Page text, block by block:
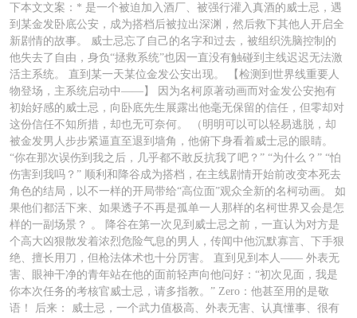
下本文文案：* 是一个被迫加入酒厂、被强行灌入真酒的威士忌，遇
到某金发卧底公安，成为搭档后被拉出深渊，然后救下其他人开启全
新剧情的故事。 威士忌忘了自己的名字和过去，被组织洗脑控制的
他失去了自由，身负“拯救系统”也因一直没有触碰到主线迟迟无法激
活主系统。 直到某一天某位金发公安出现。 【检测到世界线重要人
物登场，主系统启动中——】 因为名柯原著动画而对金发公安抱有
初始好感的威士忌，向卧底先生展露出他毫无保留的信任，但零却对
这份信任不知所措，却也无可奈何。 （明明可以可以轻易逃脱，却
被金发男人步步紧逼直至退到墙角，他俯下身看着威士忌的眼睛。
“你在那次误伤到我之后，几乎都不敢反抗我了吧？” “为什么？” “怕
伤害到我吗？” 顺利和降谷成为搭档，在主线剧情开始前改变本死去
角色的结局，以不一样的开局带给“高位面”观众全新的名柯动画。 如
果他们都活下来、如果透子不再是孤单一人那样的名柯世界又会是怎
样的一副场景？ 。 降谷在第一次见到威士忌之前，一直认为对方是
个高大凶狠散发着浓烈危险气息的男人，传闻中他沉默寡言、下手狠
绝、擅长用刀，但枪法体术也十分厉害。 直到见到本人—— 外表无
害、眼神干净的青年站在他的面前轻声向他问好：“初次见面，我是
你本次任务的考核官威士忌，请多指教。” Zero：他甚至用的是敬
语！ 后来： 威士忌，一个武力值极高、外表无害、认真懂事、很有